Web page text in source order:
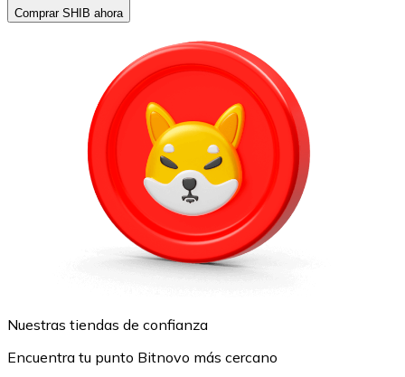
Comprar SHIB ahora
Nuestras tiendas de confianza
Encuentra tu punto Bitnovo más cercano